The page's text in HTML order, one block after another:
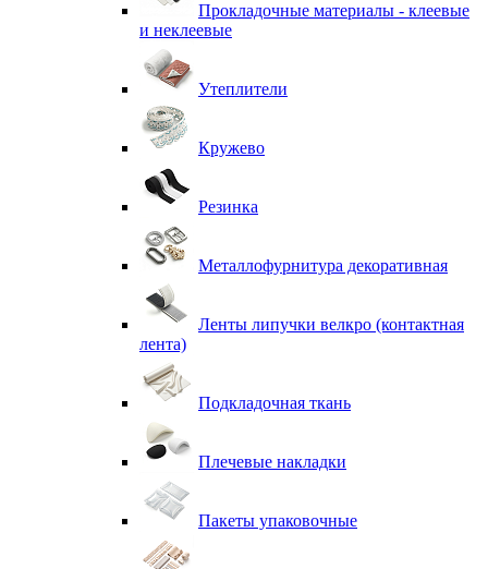
Прокладочные материалы - клеевые
и неклеевые
Утеплители
Кружево
Резинка
Металлофурнитура декоративная
Ленты липучки велкро (контактная
лента)
Подкладочная ткань
Плечевые накладки
Пакеты упаковочные